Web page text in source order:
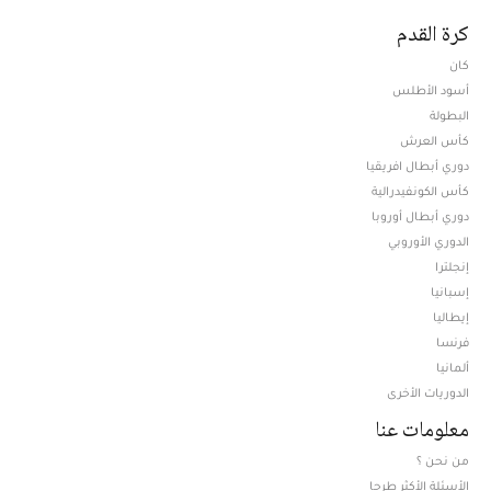
كرة القدم
كان
أسود الأطلس
البطولة
كأس العرش
دوري أبطال افريقيا
كأس الكونفيدرالية
دوري أبطال أوروبا
الدوري الأوروبي
إنجلترا
إسبانيا
إيطاليا
فرنسا
ألمانيا
الدوريات الأخرى
معلومات عنا
من نحن ؟
الأسئلة الأكثر طرحا